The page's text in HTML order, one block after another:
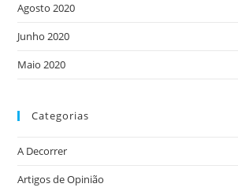
Agosto 2020
Junho 2020
Maio 2020
Categorias
A Decorrer
Artigos de Opinião